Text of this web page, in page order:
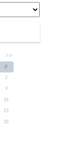
>>
P
2
9
16
23
30